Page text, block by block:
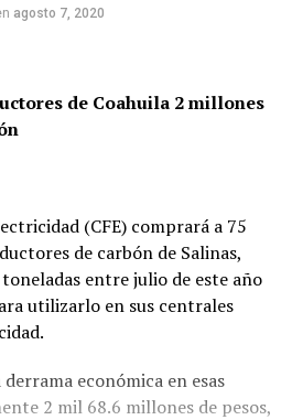
agosto 7, 2020
de Coahuila 2 millones
(CFE) comprará a 75
de carbón de Salinas,
entre julio de este año
utilizarlo en sus centrales
económica en esas
2 mil 68.6 millones de pesos,